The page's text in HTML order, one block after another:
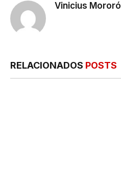
Vinicius Mororó
RELACIONADOS POSTS